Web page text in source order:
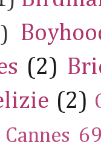
(2)
(2)
Cannes